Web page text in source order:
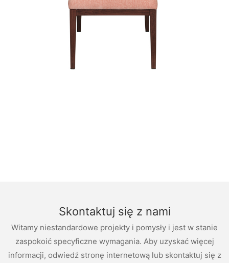
Skontaktuj się z nami
Witamy niestandardowe projekty i pomysły i jest w stanie
zaspokoić specyficzne wymagania. Aby uzyskać więcej
informacji, odwiedź stronę internetową lub skontaktuj się z